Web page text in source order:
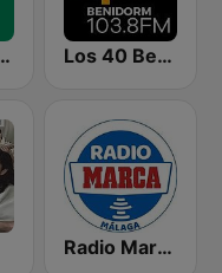
Baladas Los 40 Benidorm
Radio Marca Málaga